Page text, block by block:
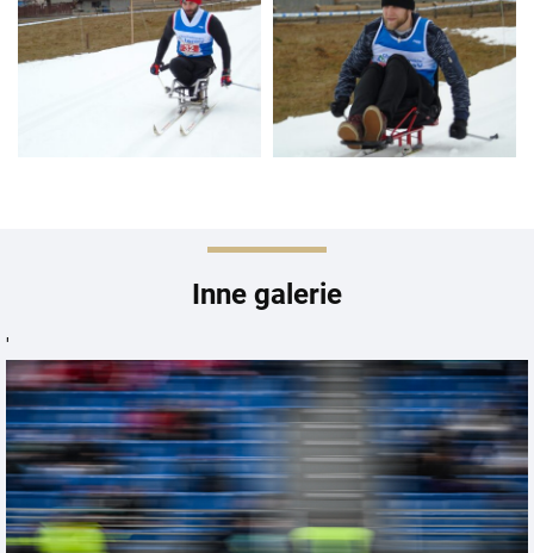
Inne galerie
'